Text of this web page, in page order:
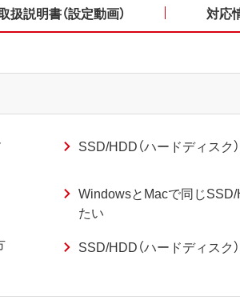
扱説明書（設定動画） 対応
SSD/HDD（ハードディスク
WindowsとMacで同じSSD/
たい
SSD/HDD（ハードディスク